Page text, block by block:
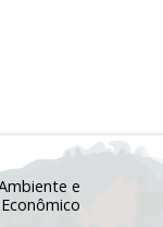
e